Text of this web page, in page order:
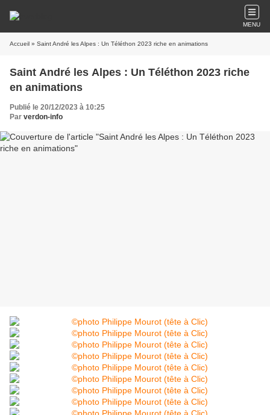
MENU
Accueil » Saint André les Alpes : Un Téléthon 2023 riche en animations
Saint André les Alpes : Un Téléthon 2023 riche
en animations
Publié le 20/12/2023 à 10:25
Par verdon-info